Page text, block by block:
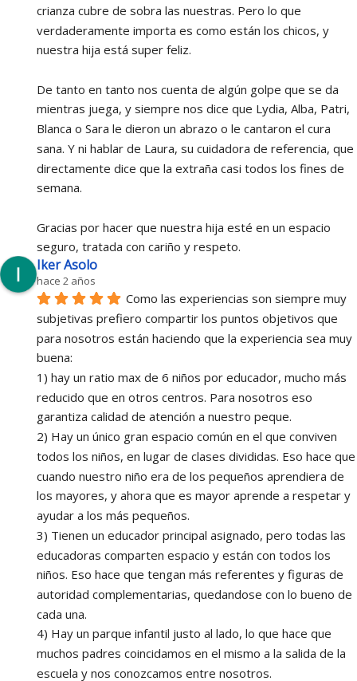
crianza cubre de sobra las nuestras. Pero lo que
verdaderamente importa es como están los chicos, y
nuestra hija está super feliz.
De tanto en tanto nos cuenta de algún golpe que se da
mientras juega, y siempre nos dice que Lydia, Alba, Patri,
Blanca o Sara le dieron un abrazo o le cantaron el cura
sana. Y ni hablar de Laura, su cuidadora de referencia, que
directamente dice que la extraña casi todos los fines de
semana.
Gracias por hacer que nuestra hija esté en un espacio
seguro, tratada con cariño y respeto.
Iker Asolo
hace 2 años
Como las experiencias son siempre muy
subjetivas prefiero compartir los puntos objetivos que
para nosotros están haciendo que la experiencia sea muy
buena:
1) hay un ratio max de 6 niños por educador, mucho más
reducido que en otros centros. Para nosotros eso
garantiza calidad de atención a nuestro peque.
2) Hay un único gran espacio común en el que conviven
todos los niños, en lugar de clases divididas. Eso hace que
cuando nuestro niño era de los pequeños aprendiera de
los mayores, y ahora que es mayor aprende a respetar y
ayudar a los más pequeños.
3) Tienen un educador principal asignado, pero todas las
educadoras comparten espacio y están con todos los
niños. Eso hace que tengan más referentes y figuras de
autoridad complementarias, quedandose con lo bueno de
cada una.
4) Hay un parque infantil justo al lado, lo que hace que
muchos padres coincidamos en el mismo a la salida de la
escuela y nos conozcamos entre nosotros.